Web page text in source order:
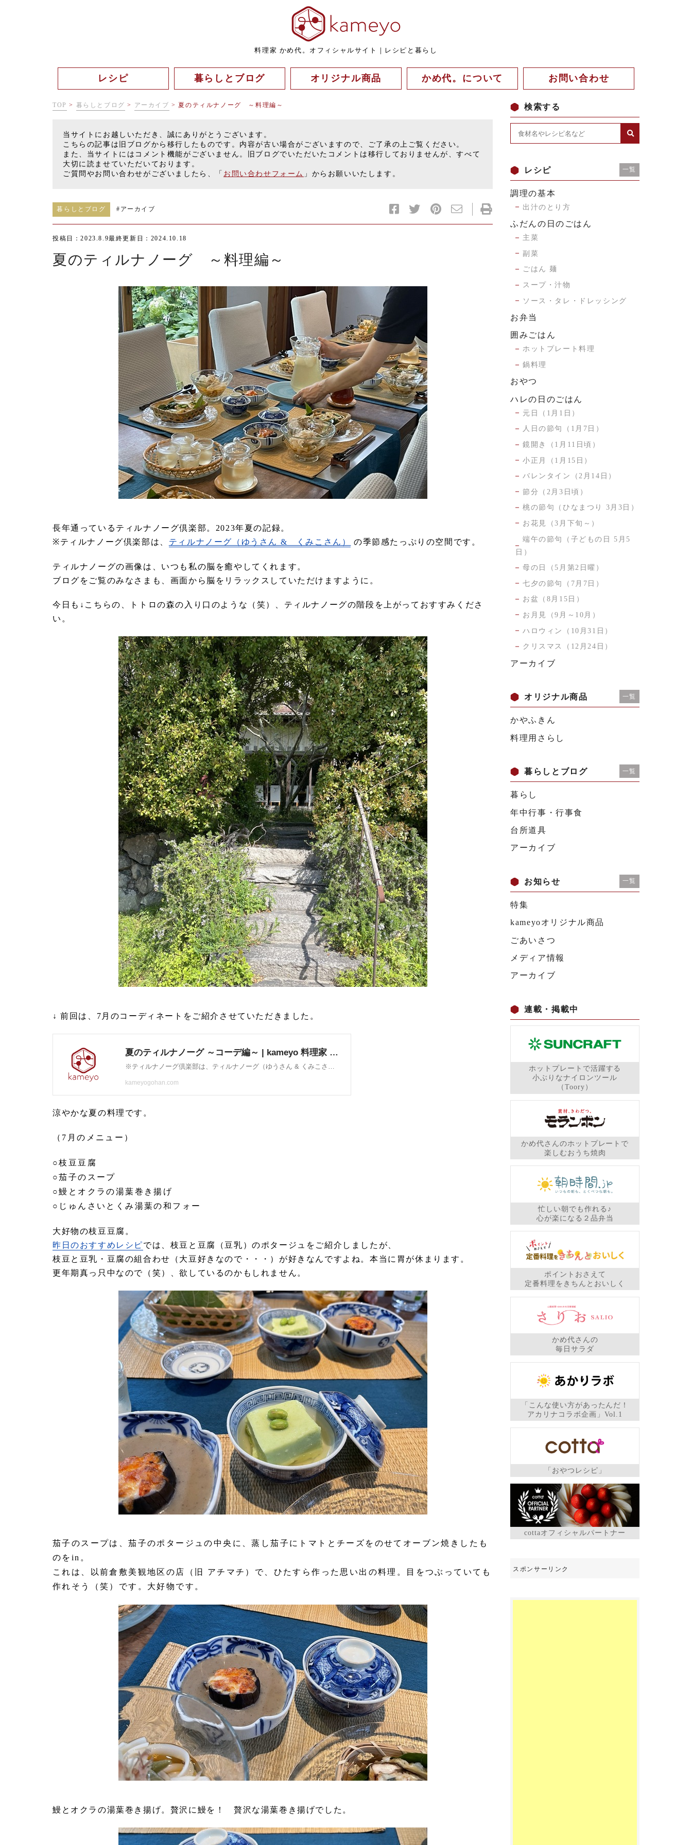
料理家 かめ代。オフィシャルサイト｜レシピと暮らし
レシピ 暮らしとブログ オリジナル商品 かめ代。について お問い合わせ
TOP > 暮らしとブログ > アーカイブ >夏のティルナノーグ ～料理編～
当サイトにお越しいただき、誠にありがとうございます。
こちらの記事は旧ブログから移行したものです。内容が古い場合がございますので、ご了承の上ご覧ください。
また、当サイトにはコメント機能がございません。旧ブログでいただいたコメントは移行しておりませんが、すべて
大切に読ませていただいております。
ご質問やお問い合わせがございましたら、「 お問い合わせフォーム 」からお願いいたします。
暮らしとブログ # アーカイブ
投稿日：2023.8.9最終更新日：2024.10.18
夏のティルナノーグ ～料理編～
長年通っているティルナノーグ倶楽部。2023年夏の記録。
※ティルナノーグ倶楽部は、 ティルナノーグ（ゆうさん & くみこさん） の季節感たっぷりの空間です。
ティルナノーグの画像は、いつも私の脳を癒やしてくれます。
ブログをご覧のみなさまも、画面から脳をリラックスしていただけますように。
今日も↓こちらの、トトロの森の入り口のような（笑）、ティルナノーグの階段を上がっておすすみくださ
い。
↓ 前回は、7月のコーディネートをご紹介させていただきました。
涼やかな夏の料理です。
（7月のメニュー）
○枝豆豆腐
○茄子のスープ
○鰻とオクラの湯葉巻き揚げ
○じゅんさいとくみ湯葉の和フォー
大好物の枝豆豆腐。
昨日のおすすめレシピでは、枝豆と豆腐（豆乳）のポタージュをご紹介しましたが、
枝豆と豆乳・豆腐の組合わせ（大豆好きなので・・・）が好きなんですよね。本当に胃が休まります。
更年期真っ只中なので（笑）、欲しているのかもしれません。
茄子のスープは、茄子のポタージュの中央に、蒸し茄子にトマトとチーズをのせてオーブン焼きしたも
のをin。
これは、以前倉敷美観地区の店（旧 アチマチ）で、ひたすら作った思い出の料理。目をつぶっていても
作れそう（笑）です。大好物です。
鰻とオクラの湯葉巻き揚げ。贅沢に鰻を！ 贅沢な湯葉巻き揚げでした。
検索する
レシピ 一覧
調理の基本
出汁のとり方
ふだんの日のごはん
主菜
副菜
ごはん 麺
スープ・汁物
ソース・タレ・ドレッシング
お弁当
囲みごはん
ホットプレート料理
鍋料理
おやつ
ハレの日のごはん
元日（1月1日）
人日の節句（1月7日）
鏡開き（1月11日頃）
小正月（1月15日）
バレンタイン（2月14日）
節分（2月3日頃）
桃の節句（ひなまつり 3月3日）
お花見（3月下旬～）
端午の節句（子どもの日 5月5
日）
母の日（5月第2日曜）
七夕の節句（7月7日）
お盆（8月15日）
お月見（9月～10月）
ハロウィン（10月31日）
クリスマス（12月24日）
アーカイブ
オリジナル商品 一覧
かやふきん
料理用さらし
暮らしとブログ 一覧
暮らし
年中行事・行事食
台所道具
アーカイブ
お知らせ 一覧
特集
kameyoオリジナル商品
ごあいさつ
メディア情報
アーカイブ
連載・掲載中
ホットプレートで活躍する
小ぶりなナイロンツール
（Toory）
かめ代さんのホットプレートで
楽しむおうち焼肉
忙しい朝でも作れる♪
心が楽になる２品弁当
ポイントおさえて
定番料理をきちんとおいしく
かめ代さんの
毎日サラダ
「こんな使い方があったんだ！
アカリナコラボ企画」Vol.1
「おやつレシピ」
cottaオフィシャルパートナー